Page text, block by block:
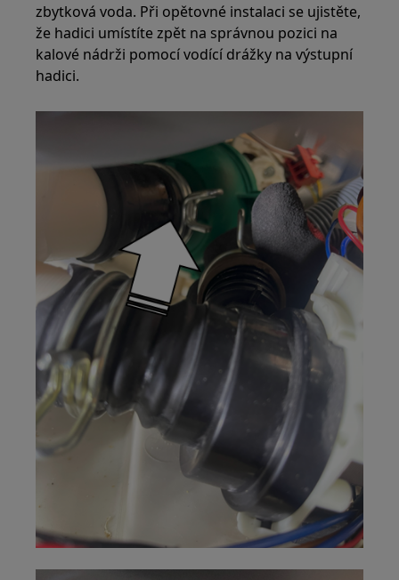
zbytková voda. Při opětovné instalaci se ujistěte,
že hadici umístíte zpět na správnou pozici na
kalové nádrži pomocí vodící drážky na výstupní
hadici.